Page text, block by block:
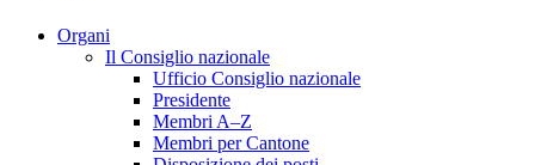
Organi
Il Consiglio nazionale
Ufficio Consiglio nazionale
Presidente
Membri A–Z
Membri per Cantone